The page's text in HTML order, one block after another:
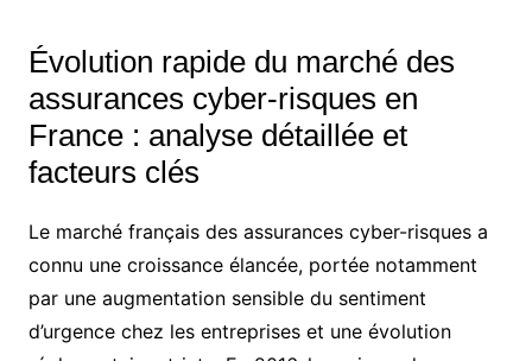
Évolution rapide du marché des
assurances cyber-risques en
France : analyse détaillée et
facteurs clés
Le marché français des assurances cyber-risques a
connu une croissance élancée, portée notamment
par une augmentation sensible du sentiment
d’urgence chez les entreprises et une évolution